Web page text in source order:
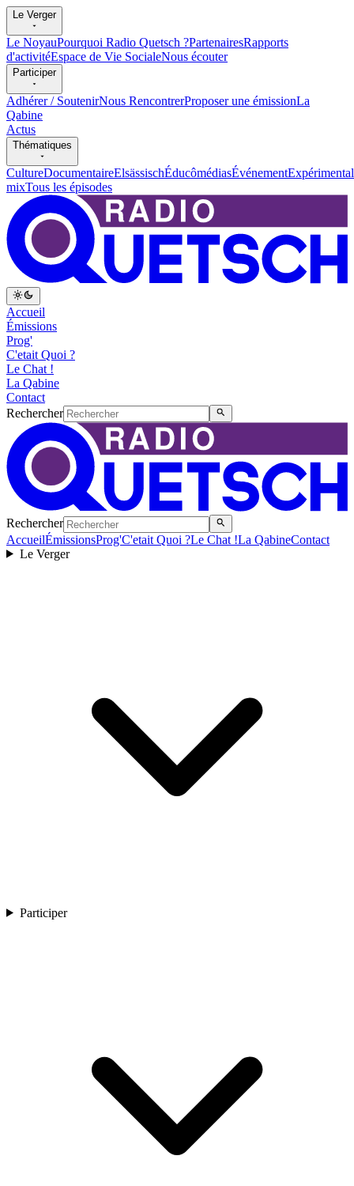
Le Verger
Le NoyauPourquoi Radio Quetsch ?PartenairesRapports
d'activitéEspace de Vie SocialeNous écouter
Participer
Adhérer / SoutenirNous RencontrerProposer une émissionLa
Qabine
Actus
Thématiques
CultureDocumentaireElsässischÉducômédiasÉvénementExpérimental
mixTous les épisodes
Accueil
Émissions
Prog'
C'etait Quoi ?
Le Chat !
La Qabine
Contact
Rechercher
Rechercher
AccueilÉmissionsProg'C'etait Quoi ?Le Chat !La QabineContact
Le Verger
Participer